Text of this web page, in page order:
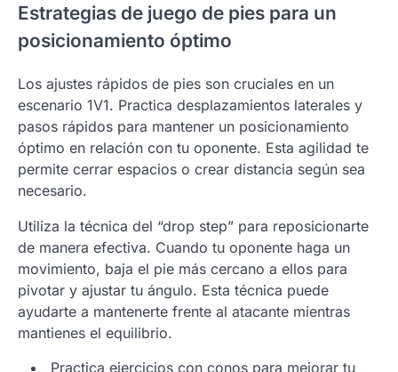
Estrategias de juego de pies para un
posicionamiento óptimo
Los ajustes rápidos de pies son cruciales en un
escenario 1V1. Practica desplazamientos laterales y
pasos rápidos para mantener un posicionamiento
óptimo en relación con tu oponente. Esta agilidad te
permite cerrar espacios o crear distancia según sea
necesario.
Utiliza la técnica del “drop step” para reposicionarte
de manera efectiva. Cuando tu oponente haga un
movimiento, baja el pie más cercano a ellos para
pivotar y ajustar tu ángulo. Esta técnica puede
ayudarte a mantenerte frente al atacante mientras
mantienes el equilibrio.
Practica ejercicios con conos para mejorar tu